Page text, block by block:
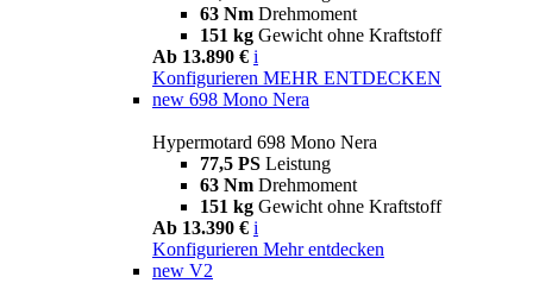
63 Nm Drehmoment
151 kg Gewicht ohne Kraftstoff
Ab 13.890 € i
Konfigurieren MEHR ENTDECKEN
new 698 Mono Nera
Hypermotard 698 Mono Nera
77,5 PS Leistung
63 Nm Drehmoment
151 kg Gewicht ohne Kraftstoff
Ab 13.390 € i
Konfigurieren Mehr entdecken
new V2